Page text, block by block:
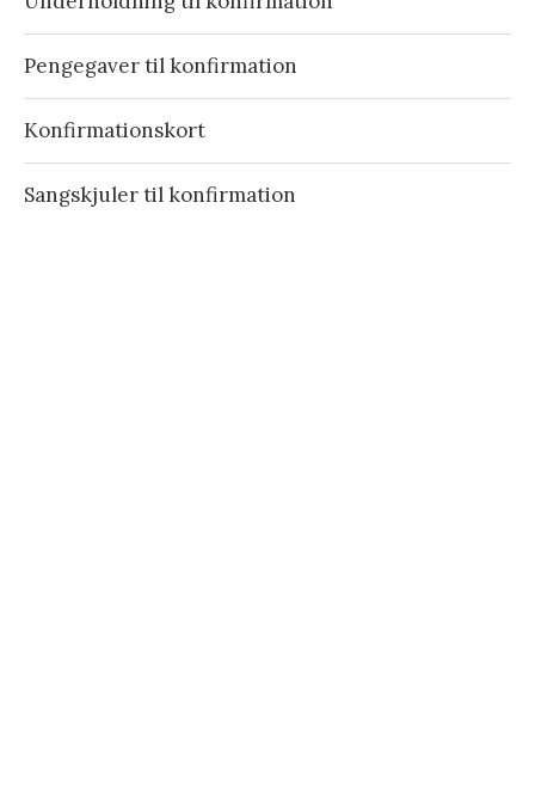
Pengegaver til konfirmation
Konfirmationskort
Sangskjuler til konfirmation